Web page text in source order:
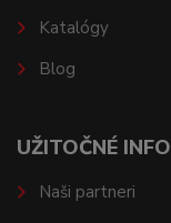
Katalógy
Blog
UŽITOČNÉ INFO
Naši partneri